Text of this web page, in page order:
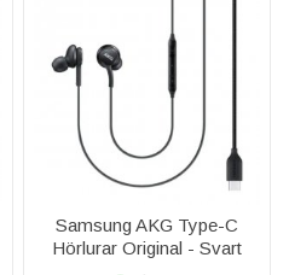
Samsung AKG Type-C
Hörlurar Original - Svart